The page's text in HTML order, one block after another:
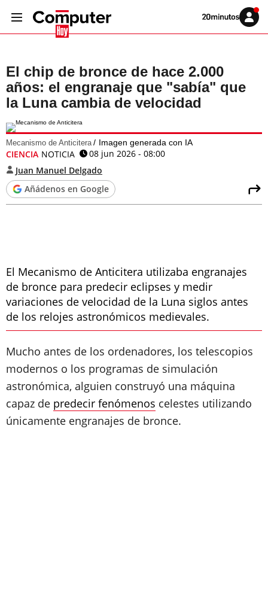
Volver
Iniciar
sesión
El chip de bronce de hace 2.000
años: el engranaje que "sabía" que
la Luna cambia de velocidad
Mecanismo de Anticitera Imagen generada con IA
CIENCIA NOTICIA
08 jun 2026 - 08:00
Juan Manuel Delgado
Añádenos en Google
El Mecanismo de Anticitera utilizaba engranajes
de bronce para predecir eclipses y medir
variaciones de velocidad de la Luna siglos antes
de los relojes astronómicos medievales.
Mucho antes de los ordenadores, los telescopios
modernos o los programas de simulación
astronómica, alguien construyó una máquina
capaz de predecir fenómenos celestes utilizando
únicamente engranajes de bronce.